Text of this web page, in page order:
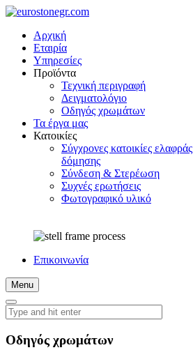
Αρχική
Εταιρία
Υπηρεσίες
Προϊόντα
Τεχνική περιγραφή
Δειγματολόγιο
Οδηγός χρωμάτων
Τα έργα μας
Κατοικίες
Σύγχρονες κατοικίες ελαφράς
δόμησης
Σύνδεση & Στερέωση
Συχνές ερωτήσεις
Φωτογραφικό υλικό
Επικοινωνία
Menu
Οδηγός χρωμάτων